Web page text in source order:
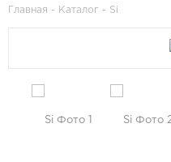
Главная - Каталог - Si